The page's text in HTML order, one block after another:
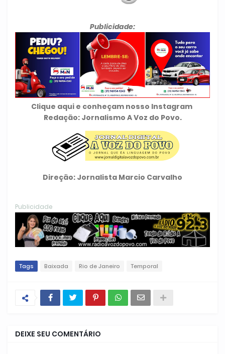
Publicidade:
Clique aqui e conheçam nosso Instagram
Redação: Jornalismo A Voz do Povo.
Direção: Jornalista Marcio Carvalho
Publicidade
Tags Baixada Rio de Janeiro Temporal
DEIXE SEU COMENTÁRIO